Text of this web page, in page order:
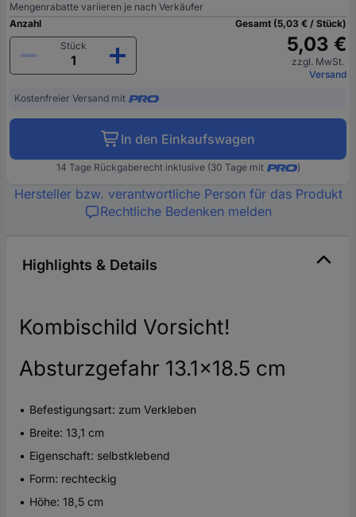
Mengenrabatte variieren je nach Verkäufer
Anzahl
Stück
Gesamt (5,03 € / Stück)
5,03 €
zzgl. MwSt.
Versand
Kostenfreier Versand mit
In den Einkaufswagen
14 Tage Rückgaberecht inklusive (30 Tage mit )
Hersteller bzw. verantwortliche Person für das Produkt
Rechtliche Bedenken melden
Highlights & Details
Kombischild Vorsicht!
Absturzgefahr 13.1x18.5 cm
Befestigungsart: zum Verkleben
Breite: 13,1 cm
Eigenschaft: selbstklebend
Form: rechteckig
Höhe: 18,5 cm